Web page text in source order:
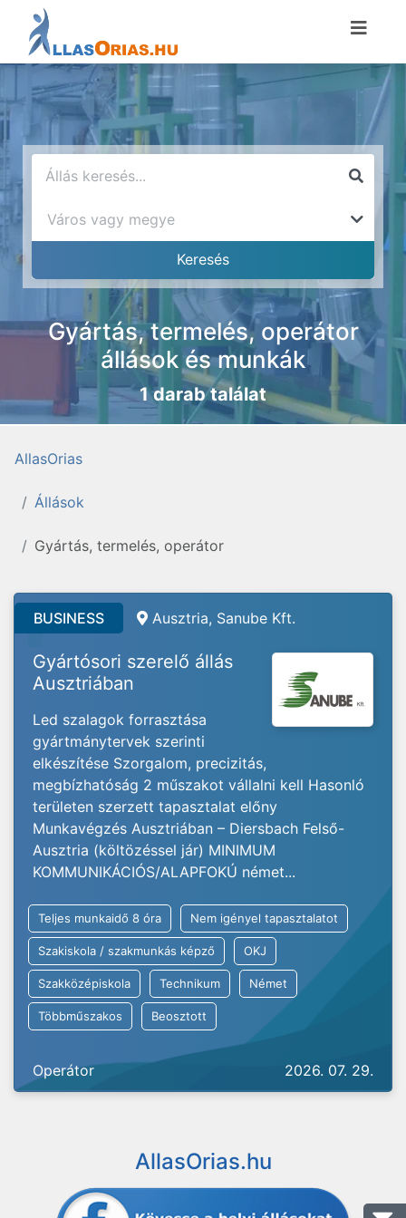
Gyártás, termelés, operátor
állások és munkák
1 darab találat
AllasOrias
Állások
Gyártás, termelés, operátor
BUSINESS Ausztria, Sanube Kft.
Gyártósori szerelő állás
Ausztriában
Led szalagok forrasztása
gyártmánytervek szerinti
elkészítése Szorgalom, precizitás,
megbízhatóság 2 műszakot vállalni kell Hasonló
területen szerzett tapasztalat előny
Munkavégzés Ausztriában – Diersbach Felső-
Ausztria (költözéssel jár) MINIMUM
KOMMUNIKÁCIÓS/ALAPFOKÚ német...
Teljes munkaidő 8 óra Nem igényel tapasztalatot
Szakiskola / szakmunkás képző OKJ
Szakközépiskola Technikum Német
Többműszakos Beosztott
Operátor 2026. 07. 29.
AllasOrias.hu